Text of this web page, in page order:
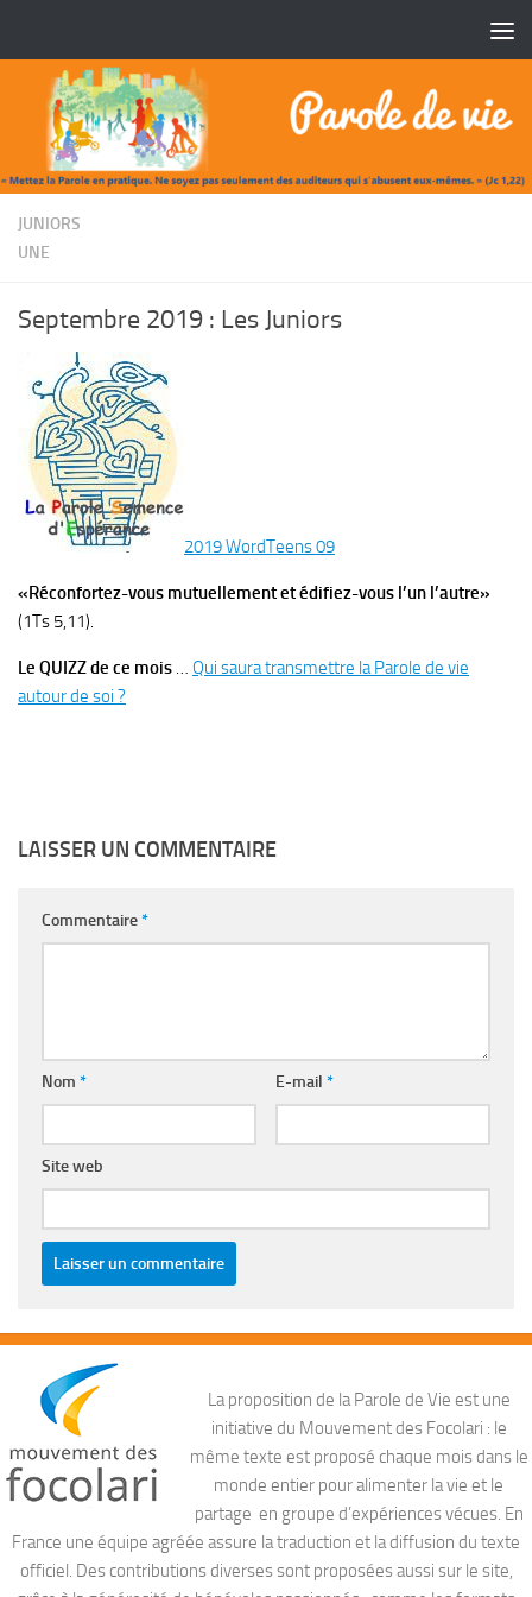
JUNIORS
UNE
Septembre 2019 : Les Juniors
2019 WordTeens 09
«Réconfortez-vous mutuellement et édifiez-vous l’un l’autre»
(1Ts 5,11).
Le QUIZZ de ce mois … Qui saura transmettre la Parole de vie
autour de soi ?
LAISSER UN COMMENTAIRE
Commentaire*
Nom * E-mail *
Site web
La proposition de la Parole de Vie est une
initiative du Mouvement des Focolari : le
même texte est proposé chaque mois dans le
monde entier pour alimenter la vie et le
partage en groupe d’expériences vécues. En
France une équipe agréée assure la traduction et la diffusion du texte
officiel. Des contributions diverses sont proposées aussi sur le site,